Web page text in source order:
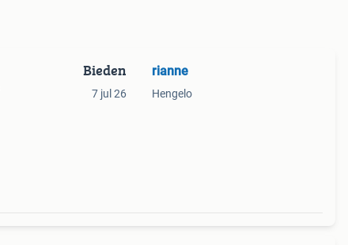
Bieden
7 jul 26
rianne
Hengelo